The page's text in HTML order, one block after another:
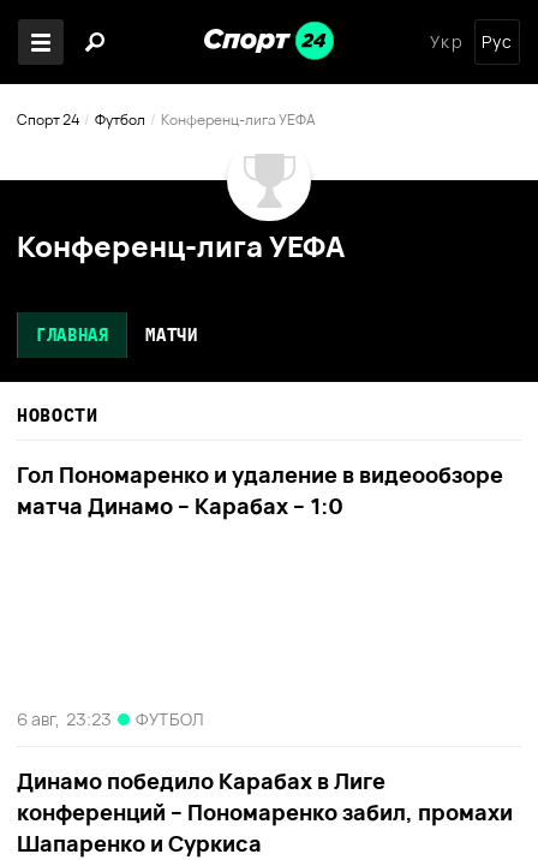
Укр Рус
Спорт 24 Футбол Конференц-лига УЕФА
Конференц-лига УЕФА
ГЛАВНАЯ МАТЧИ
НОВОСТИ
Гол Пономаренко и удаление в видеообзоре
матча Динамо – Карабах – 1:0
6 авг, 23:23 ФУТБОЛ
Динамо победило Карабах в Лиге
конференций – Пономаренко забил, промахи
Шапаренко и Суркиса